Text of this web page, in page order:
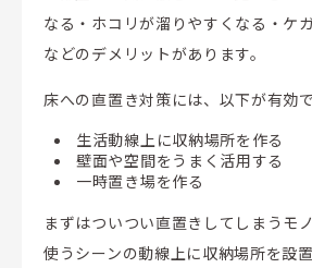
なる・ホコリが溜りやすくなる・ケ
などのデメリットがあります。
床への直置き対策には、以下が有効で
生活動線上に収納場所を作る
壁面や空間をうまく活用する
一時置き場を作る
まずはついつい直置きしてしまうモ
使うシーンの動線上に収納場所を設